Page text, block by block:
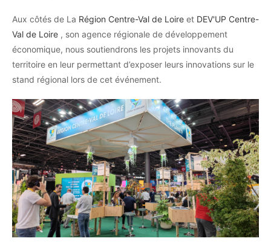
Aux côtés de La Région Centre-Val de Loire et DEV'UP Centre-
Val de Loire , son agence régionale de développement
économique, nous soutiendrons les projets innovants du
territoire en leur permettant d’exposer leurs innovations sur le
stand régional lors de cet événement.